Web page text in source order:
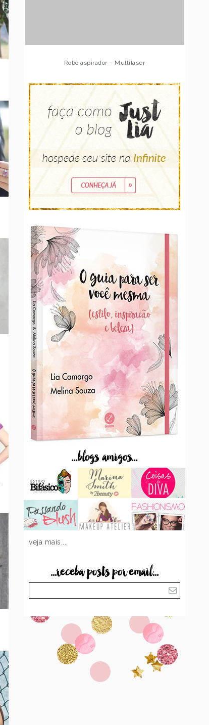
Robô aspirador – Multilaser
...blogs amigos...
veja mais...
...receba posts por email...